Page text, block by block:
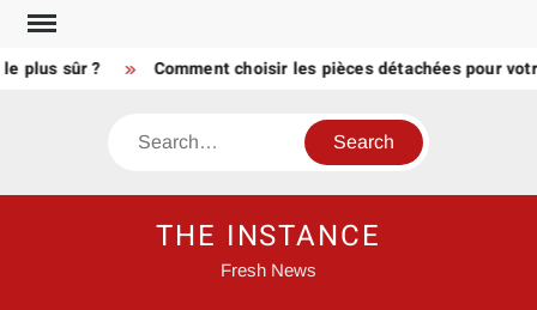
Skip
content
plus sûr ? Comment choisir les pièces détachées pour
Search
THE INSTANCE
Fresh News